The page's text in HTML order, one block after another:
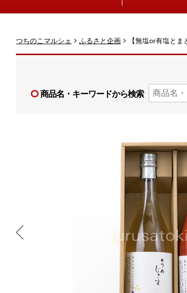
つちのこマルシェ ふるさと企画 【無塩or有塩と
商品名・キーワードから検索